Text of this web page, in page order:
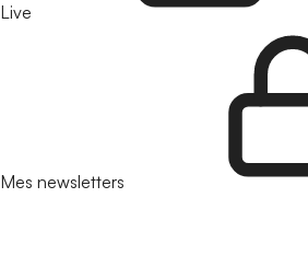
Live
Mes newsletters